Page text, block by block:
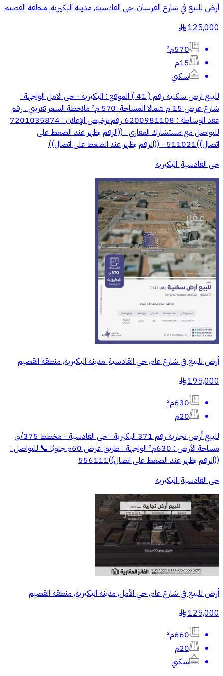
أرض للبيع في شارع الفرسان, حي القادسية, مدينة البكيرية, منطقة القصيم
125,000
§
570م²
15م
سكني
للبيع ارض سكنية رقم ( 41 ) الموقع : البكيرية - حي الامل الواجهة :
شارع عرض 15 م شمالا المساحة :570 م² ملاحظة السعر تقريبي . رقم
عقد الوساطة : 6200981108 رقم ترخيص الإعلان : 7201035874
للتواصل مع مستشارك العقاري : ((الرقم يظهر عند الضغط على
اتصال))511021 - ((الرقم يظهر عند الضغط على اتصال))
حي القادسية, البكيرية
أرض للبيع في شارع عام, حي القادسية, مدينة البكيرية, منطقة القصيم
195,000
§
630م²
20م
للبيع أرض تجارية رقم 371 البكيرية - حي القادسية - مخطط 375/ق
مساحة الأرض : 630م² الواجهة : طريق عرض 60م جنوبًا 📞 للتواصل :
((الرقم يظهر عند الضغط على اتصال))556111
حي القادسية, البكيرية
أرض للبيع في شارع عام, حي الأمل, مدينة البكيرية, منطقة القصيم
125,000
§
660م²
20م
سكني